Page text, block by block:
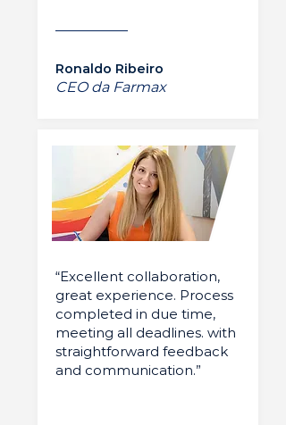
Ronaldo Ribeiro
CEO da Farmax
“Excellent collaboration,
great experience. Process
completed in due time,
meeting all deadlines. with
straightforward feedback
and communication.”